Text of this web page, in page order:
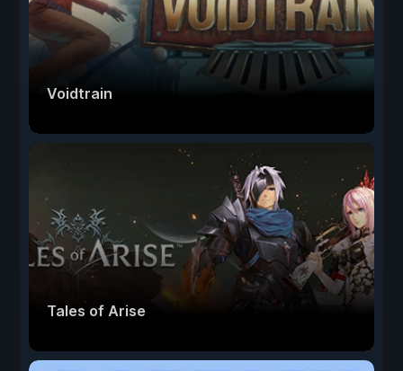
Voidtrain
Tales of Arise